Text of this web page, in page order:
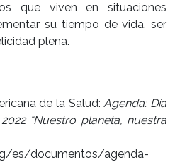
que viven en situaciones
su tiempo de vida, ser
plena.
de la Salud: Agenda: Día
“Nuestro planeta, nuestra
es/documentos/agenda-